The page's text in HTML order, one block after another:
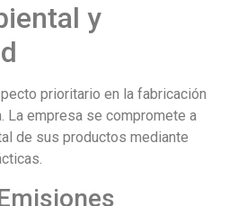
y
prioritario en la fabricación
La empresa se compromete a
de sus productos mediante